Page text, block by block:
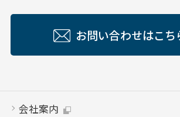
お問い合わせはこち
会社案内